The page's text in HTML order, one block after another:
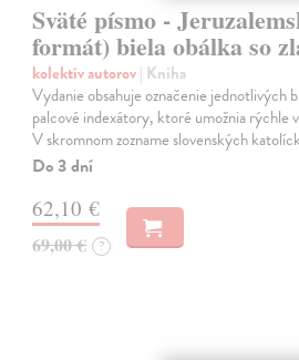
Sväté písmo -
formát) biela obálka so
kolektív autorov| Kniha
Vydanie obsahuje označenie
palcové indexátory, ktoré umožnia rýchle
V skromnom zozname slovenských
Do 3 dní
62,10 €
69,00 € ?